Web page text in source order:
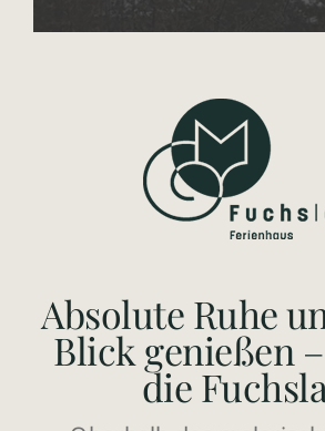
Absolute Ruhe
Blick genießen
die